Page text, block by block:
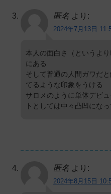
匿名 より:
2024年7月13日
本人の面白さ（というよ
にある
そして普通の人間ガワだ
てるような印象をうける
サロメのように単体デビ
トとしては中々凸凹にな
匿名 より:
2024年8月15日